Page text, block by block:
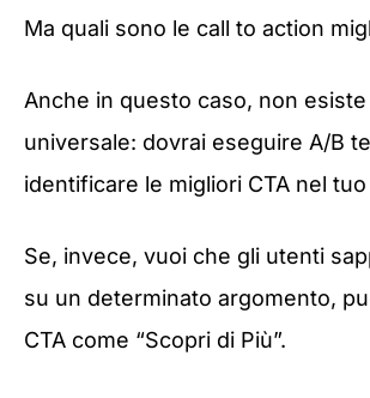
Ma quali sono le call to action
Anche in questo caso, non
universale: dovrai eseguire A/B
identificare le migliori CTA nel
Se, invece, vuoi che gli utenti
su un determinato argomento,
CTA come “Scopri di Più”.